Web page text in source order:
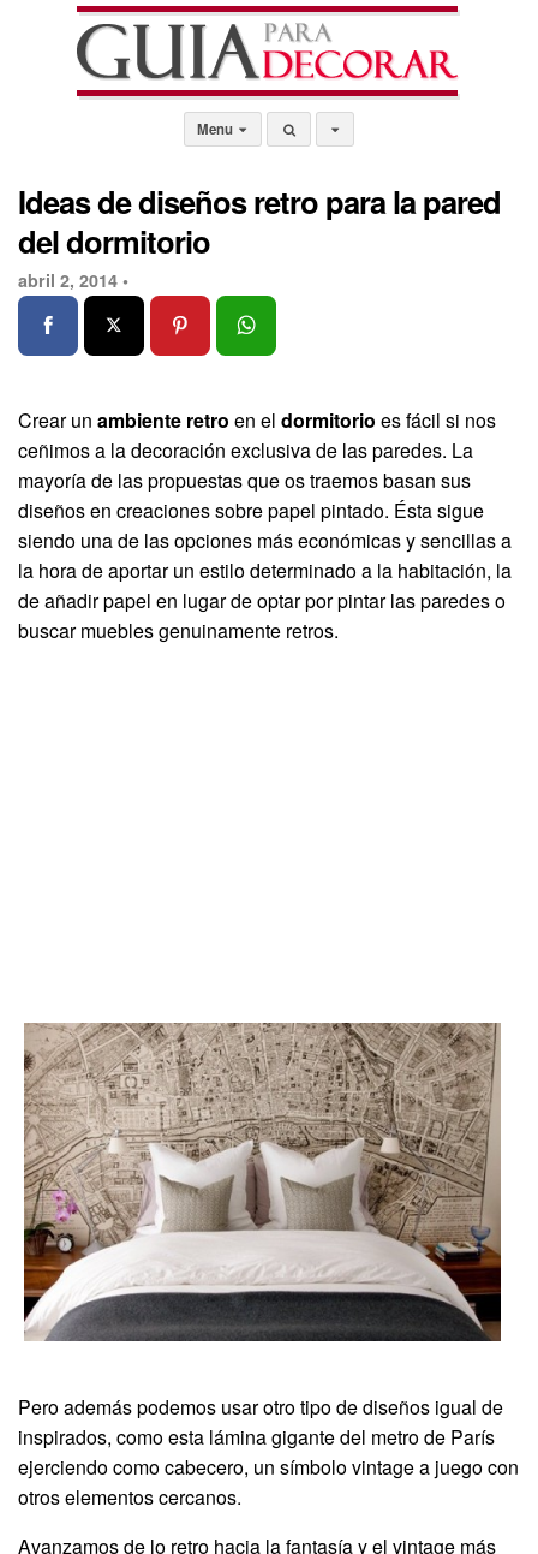
Menu
Ideas de diseños retro para la pared
del dormitorio
abril 2, 2014 •
Crear un ambiente retro en el dormitorio es fácil si nos
ceñimos a la decoración exclusiva de las paredes. La
mayoría de las propuestas que os traemos basan sus
diseños en creaciones sobre papel pintado. Ésta sigue
siendo una de las opciones más económicas y sencillas a
la hora de aportar un estilo determinado a la habitación, la
de añadir papel en lugar de optar por pintar las paredes o
buscar muebles genuinamente retros.
Pero además podemos usar otro tipo de diseños igual de
inspirados, como esta lámina gigante del metro de París
ejerciendo como cabecero, un símbolo vintage a juego con
otros elementos cercanos.
Avanzamos de lo retro hacia la fantasía y el vintage más